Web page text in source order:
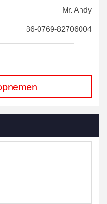
Mr. Andy
86-0769-82706004